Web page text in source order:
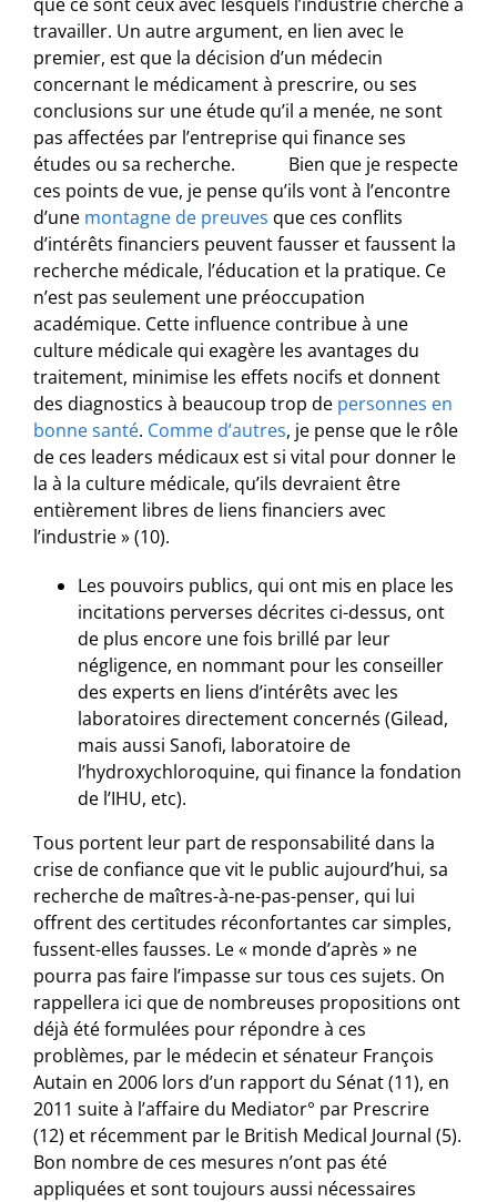
travailler. Un autre argument, en lien avec le
premier, est que la décision d’un médecin
concernant le médicament à prescrire, ou ses
conclusions sur une étude qu’il a menée, ne sont
pas affectées par l’entreprise qui finance ses
études ou sa recherche. Bien que je respecte
ces points de vue, je pense qu’ils vont à l’encontre
d’une montagne de preuves que ces conflits
d’intérêts financiers peuvent fausser et faussent la
recherche médicale, l’éducation et la pratique. Ce
n’est pas seulement une préoccupation
académique. Cette influence contribue à une
culture médicale qui exagère les avantages du
traitement, minimise les effets nocifs et donnent
des diagnostics à beaucoup trop de personnes en
bonne santé. Comme d’autres, je pense que le rôle
de ces leaders médicaux est si vital pour donner le
la à la culture médicale, qu’ils devraient être
entièrement libres de liens financiers avec
l’industrie » (10).
Les pouvoirs publics, qui ont mis en place les
incitations perverses décrites ci-dessus, ont
de plus encore une fois brillé par leur
négligence, en nommant pour les conseiller
des experts en liens d’intérêts avec les
laboratoires directement concernés (Gilead,
mais aussi Sanofi, laboratoire de
l’hydroxychloroquine, qui finance la fondation
de l’IHU, etc).
Tous portent leur part de responsabilité dans la
crise de confiance que vit le public aujourd’hui, sa
recherche de maîtres-à-ne-pas-penser, qui lui
offrent des certitudes réconfortantes car simples,
fussent-elles fausses. Le « monde d’après » ne
pourra pas faire l’impasse sur tous ces sujets. On
rappellera ici que de nombreuses propositions ont
déjà été formulées pour répondre à ces
problèmes, par le médecin et sénateur François
Autain en 2006 lors d’un rapport du Sénat (11), en
2011 suite à l’affaire du Mediator° par Prescrire
(12) et récemment par le British Medical Journal (5).
Bon nombre de ces mesures n’ont pas été
appliquées et sont toujours aussi nécessaires